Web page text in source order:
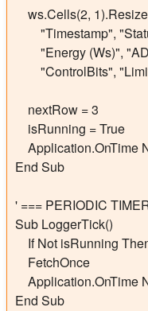
ws.Cells(2,
"Timestamp",
"Energy (Ws)",
"ControlBits",
nextRow = 3
isRunning = True
Application.OnTime
End Sub
' === PERIODIC
Sub LoggerTick()
If Not isRunning
    FetchOnce
Application.OnTime
End Sub